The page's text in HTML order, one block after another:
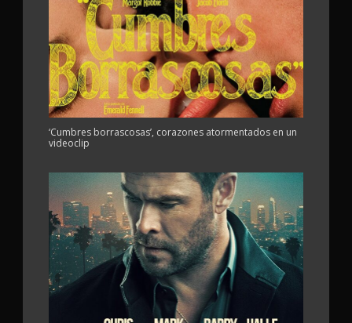
‘Cumbres borrascosas’, corazones atormentados en un
videoclip